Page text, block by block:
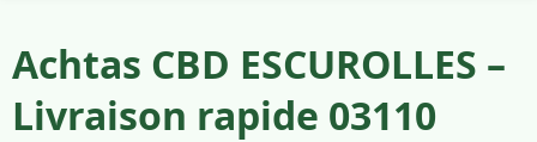
Achtas CBD ESCUROLLES –
Livraison rapide 03110